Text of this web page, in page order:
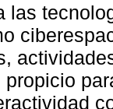
las